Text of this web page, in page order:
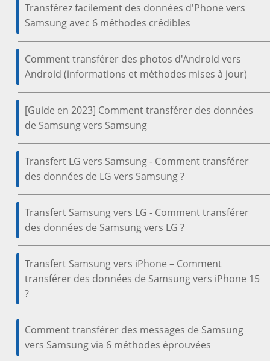
Transférez facilement des données d'Phone vers
Samsung avec 6 méthodes crédibles
Comment transférer des photos d'Android vers
Android (informations et méthodes mises à jour)
[Guide en 2023] Comment transférer des données
de Samsung vers Samsung
Transfert LG vers Samsung - Comment transférer
des données de LG vers Samsung ?
Transfert Samsung vers LG - Comment transférer
des données de Samsung vers LG ?
Transfert Samsung vers iPhone – Comment
transférer des données de Samsung vers iPhone 15
?
Comment transférer des messages de Samsung
vers Samsung via 6 méthodes éprouvées